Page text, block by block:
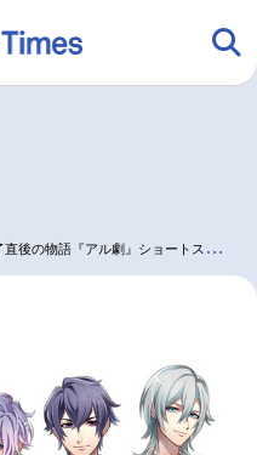
グッズ 映画
トレンド 無料マンガ
物語『アル劇』ショートストーリー連載第14回！